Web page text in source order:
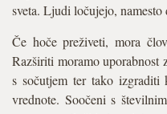
sveta. Ljudi ločujejo,
Če hoče preživeti, mora
Razširiti moramo uporabnost
s sočutjem ter tako izgraditi
vrednote. Soočeni s